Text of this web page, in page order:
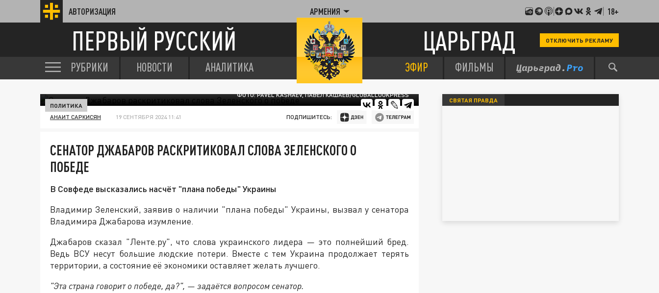
АВТОРИЗАЦИЯ АРМЕНИЯ 18+
ПЕРВЫЙ РУССКИЙ ЦАРЬГРАД ОТКЛЮЧИТЬ РЕКЛАМУ
РУБРИКИ НОВОСТИ АНАЛИТИКА ЭФИР ФИЛЬМЫ
ФОТО: PAVEL KASHAEV, ПАВЕЛ КАШАЕВ/GLOBALLOOKPRESS
ПОЛИТИКА
АНАИТ САРКИСЯН 19 СЕНТЯБРЯ 2024 11:41 ПОДПИШИТЕСЬ:
СЕНАТОР ДЖАБАРОВ РАСКРИТИКОВАЛ СЛОВА ЗЕЛЕНСКОГО О
ПОБЕДЕ
В Совфеде высказались насчёт "плана победы" Украины
Владимир Зеленский, заявив о наличии "плана победы" Украины, вызвал у сенатора
Владимира Джабарова изумление.
Джабаров сказал "Ленте.ру", что слова украинского лидера — это полнейший бред.
Ведь ВСУ несут большие людские потери. Вместе с тем Украина продолжает терять
территории, а состояние её экономики оставляет желать лучшего.
"Эта страна говорит о победе, да?", — задаётся вопросом сенатор.
СВЯТАЯ ПРАВДА